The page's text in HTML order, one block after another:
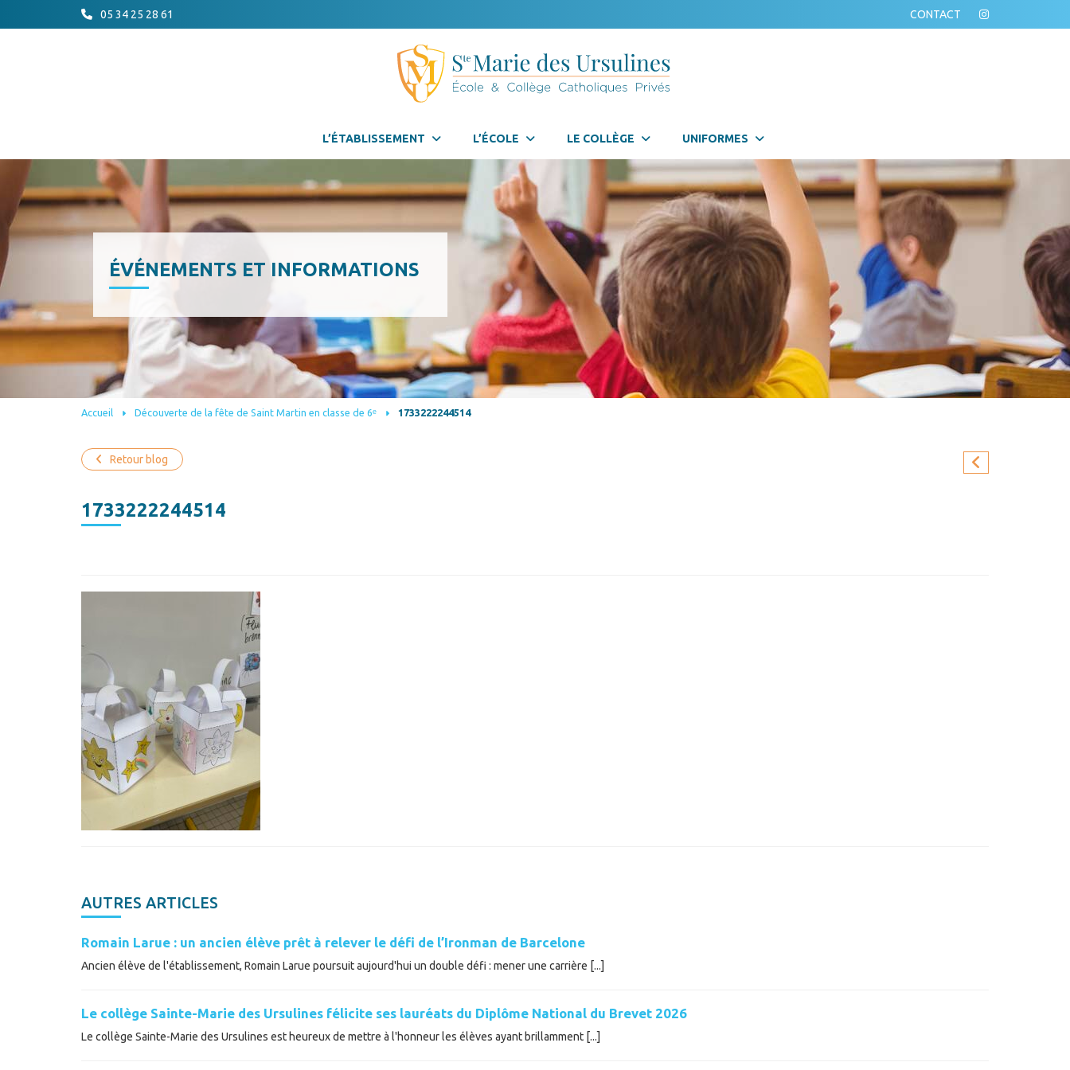
05 34 25 28 61 CONTACT
L’ÉTABLISSEMENT L’ÉCOLE LE COLLÈGE UNIFORMES
ÉVÉNEMENTS ET INFORMATIONS
Accueil Découverte de la fête de Saint Martin en classe de 6ᵉ 1733222244514
Retour blog
1733222244514
AUTRES ARTICLES
Romain Larue : un ancien élève prêt à relever le défi de l’Ironman de Barcelone
Ancien élève de l'établissement, Romain Larue poursuit aujourd'hui un double défi : mener une carrière [...]
Le collège Sainte-Marie des Ursulines félicite ses lauréats du Diplôme National du Brevet 2026
Le collège Sainte-Marie des Ursulines est heureux de mettre à l'honneur les élèves ayant brillamment [...]